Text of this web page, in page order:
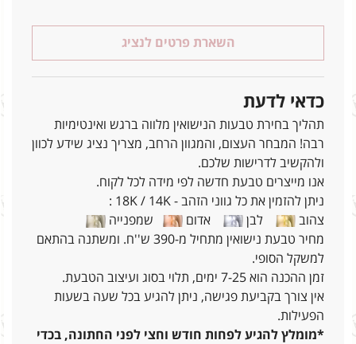
השארת פרטים לנציג
כדאי לדעת
תהליך בחירת טבעות הנישואין מלווה ברגש ואינטימיות
רבה! המבחר העצום, והמגוון הרחב, מצריך נציג שידע לכוון
ולהקשיב לדרישות שלכם.
אנו מייצרים טבעת חדשה לפי מידה לכל לקוח.
ניתן להזמין את כל גווני הזהב - 18K / 14K :
צהוב
לבן אדום
שמפנייה
מחיר טבעת נישואין מתחיל מ-390 ש''ח. ומשתנה בהתאם
למשקל הסופי.
זמן ההכנה הוא 7-25 ימים, תלוי בסוג ועיצוב הטבעת.
אין צורך בקביעת פגישה, ניתן להגיע בכל שעה בשעות
הפעילות.
*מומלץ להגיע לפחות חודש וחצי לפני החתונה, בכדי